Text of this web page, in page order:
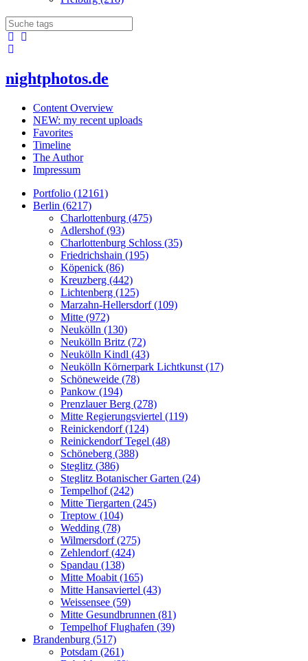
nightphotos.de
Content Overview
NEW: my recent uploads
Favorites
Timeline
The Author
Impressum
Portfolio (12161)
Berlin (6217)
Charlottenburg (475)
Adlershof (93)
Charlottenburg Schloss (35)
Friedrichshain (195)
Köpenick (86)
Kreuzberg (442)
Lichtenberg (125)
Marzahn-Hellersdorf (109)
Mitte (972)
Neukölln (130)
Neukölln Britz (72)
Neukölln Kindl (43)
Neukölln Körnerpark Lichtkunst (17)
Schöneweide (78)
Pankow (194)
Prenzlauer Berg (278)
Mitte Regierungsviertel (119)
Reinickendorf (124)
Reinickendorf Tegel (48)
Schöneberg (388)
Steglitz (386)
Steglitz Botanischer Garten (24)
Tempelhof (242)
Mitte Tiergarten (245)
Treptow (104)
Wedding (78)
Wilmersdorf (275)
Zehlendorf (424)
Spandau (138)
Mitte Moabit (165)
Mitte Hansaviertel (43)
Weissensee (59)
Mitte Gesundbrunnen (81)
Tempelhof Flughafen (39)
Brandenburg (517)
Potsdam (261)